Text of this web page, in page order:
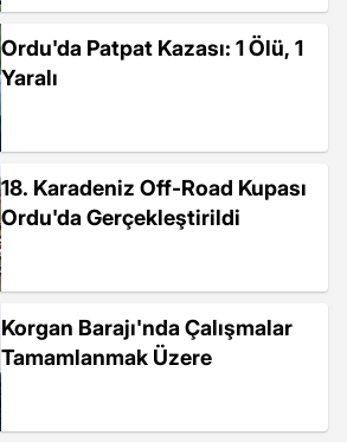
Ordu'da Patpat Kazası: 1 Ölü, 1
Yaralı
18. Karadeniz Off-Road Kupası
Ordu'da Gerçekleştirildi
Korgan Barajı'nda Çalışmalar
Tamamlanmak Üzere